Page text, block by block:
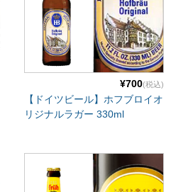
¥700(税込)
【ドイツビール】ホフブロイオ
リジナルラガー 330ml